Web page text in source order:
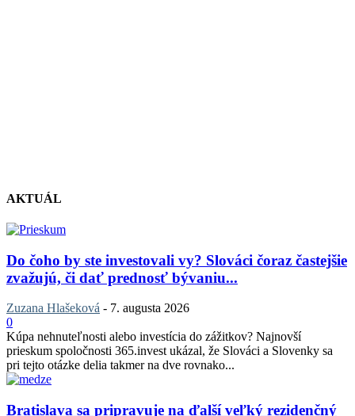
AKTUÁL
Do čoho by ste investovali vy? Slováci čoraz častejšie
zvažujú, či dať prednosť bývaniu...
Zuzana Hlašeková - 7. augusta 2026
0
Kúpa nehnuteľnosti alebo investícia do zážitkov? Najnovší
prieskum spoločnosti 365.invest ukázal, že Slováci a Slovenky sa
pri tejto otázke delia takmer na dve rovnako...
Bratislava sa pripravuje na ďalší veľký rezidenčný